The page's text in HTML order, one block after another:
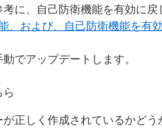
考に、自己防衛機能を有効に戻
、および、自己防衛機能を有
でアップデートします。
ら
が正しく作成されているかど